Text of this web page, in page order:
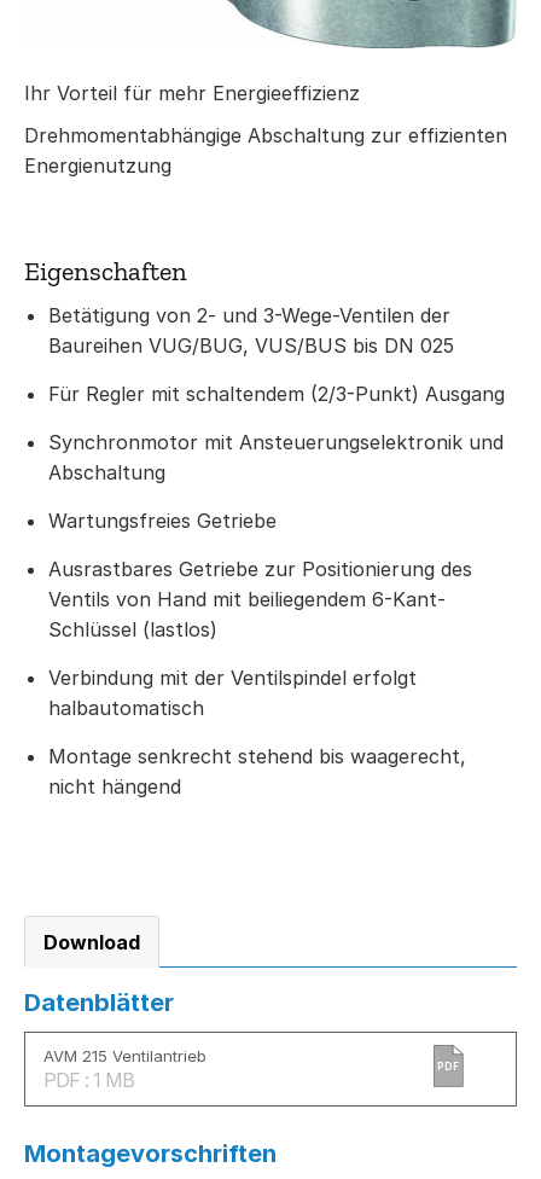
Ihr Vorteil für mehr Energieeffizienz
Drehmomentabhängige Abschaltung zur effizienten
Energienutzung
Eigenschaften
Betätigung von 2- und 3-Wege-Ventilen der
Baureihen VUG/BUG, VUS/BUS bis DN 025
Für Regler mit schaltendem (2/3-Punkt) Ausgang
Synchronmotor mit Ansteuerungselektronik und
Abschaltung
Wartungsfreies Getriebe
Ausrastbares Getriebe zur Positionierung des
Ventils von Hand mit beiliegendem 6-Kant-
Schlüssel (lastlos)
Verbindung mit der Ventilspindel erfolgt
halbautomatisch
Montage senkrecht stehend bis waagerecht,
nicht hängend
Download
Datenblätter
AVM 215 Ventilantrieb
PDF : 1 MB
PDF
Montagevorschriften